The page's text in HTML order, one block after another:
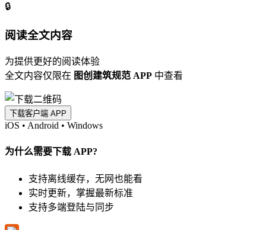
🔒
阅读全文内容
为提供更好的阅读体验
全文内容仅限在 图创建筑规范 APP 中查看
下载客户端 APP
iOS • Android • Windows
为什么需要下载 APP?
支持离线缓存，无网也能看
实时更新，掌握最新标准
支持多端登陆与同步